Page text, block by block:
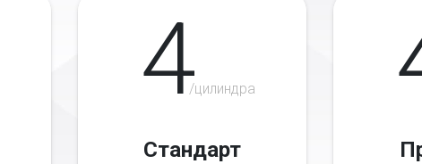
4/цилиндра
Стандарт